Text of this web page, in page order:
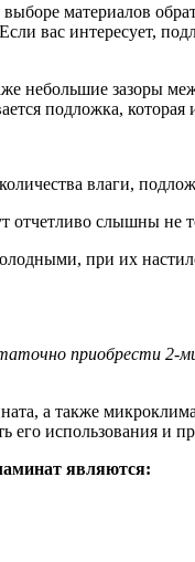
материалов
вас интересует,
небольшие зазоры
подложка, которая
влаги,
отчетливо слышны
при их
а также
его использования и
являются: